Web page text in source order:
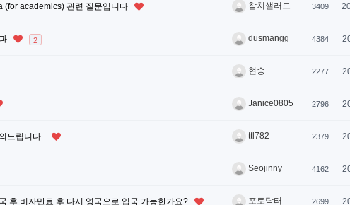
(for academics) 관련 질문입니다 참치샐러드 3409
2 dusmangg 4384
현승 2277
Janice0805 2796
드립니다 . ttl782 2379
Seojinny 4162
후 비자만료 후 다시 영국으로 입국 가능한가요? 포토닥터 2699